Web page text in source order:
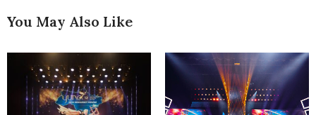
You May Also Like